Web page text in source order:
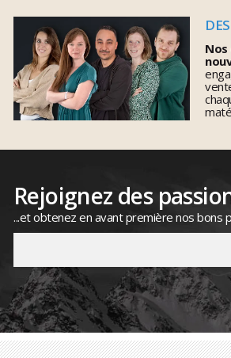
Nos
Rejoignez des
...et obtenez en avant première nos bons